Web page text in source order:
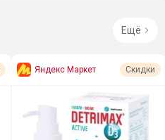
Ещё
Яндекс Маркет Скидки